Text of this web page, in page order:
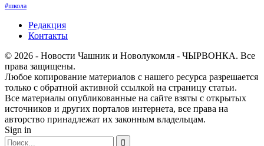
#школа
Редакция
Контакты
© 2026 - Новости Чашник и Новолукомля - ЧЫРВОНКА. Все
права защищены.
Любое копирование материалов с нашего ресурса разрешается
только с обратной активной ссылкой на страницу статьи.
Все материалы опубликованные на сайте взяты с открытых
источников и других порталов интернета, все права на
авторство принадлежат их законным владельцам.
Sign in